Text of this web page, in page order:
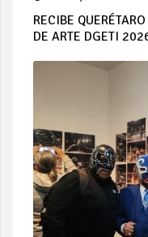
RECIBE
DE ARTE DGETI